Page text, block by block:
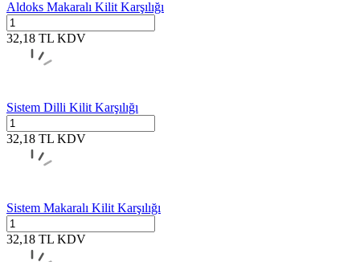
Aldoks Makaralı Kilit Karşılığı
32,18 TL KDV
Sistem Dilli Kilit Karşılığı
32,18 TL KDV
Sistem Makaralı Kilit Karşılığı
32,18 TL KDV